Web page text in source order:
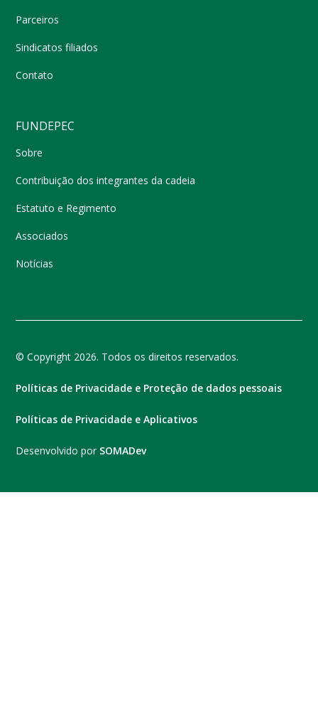
Parceiros
Sindicatos filiados
Contato
FUNDEPEC
Sobre
Contribuição dos integrantes da cadeia
Estatuto e Regimento
Associados
Notícias
© Copyright 2026. Todos os direitos reservados.
Políticas de Privacidade e Proteção de dados pessoais
Políticas de Privacidade e Aplicativos
Desenvolvido por SOMADev